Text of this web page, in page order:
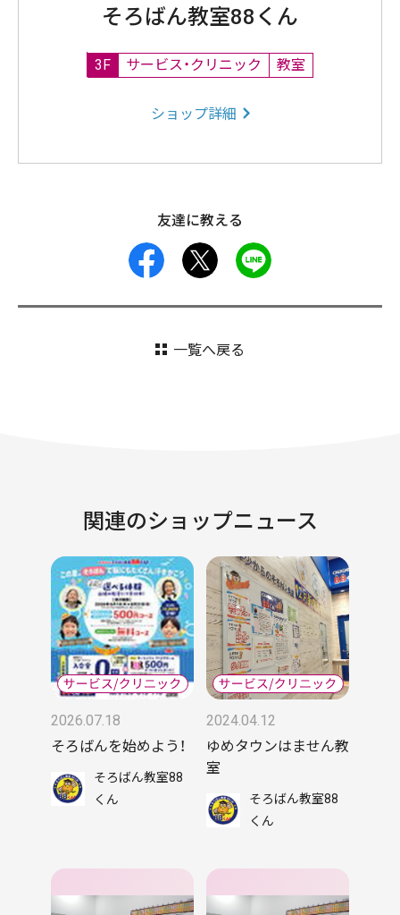
そろばん教室88くん
3F サービス・クリニック 教室
ショップ詳細
友達に教える
facebook
一覧へ戻る
関連のショップニュース
2026.07.18
そろばんを始めよう！
そろばん教室88
くん
2024.04.12
ゆめタウンはません教
室
そろばん教室88
くん